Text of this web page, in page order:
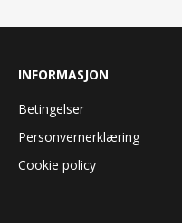
INFORMASJON
Betingelser
Personvernerklæring
Cookie policy